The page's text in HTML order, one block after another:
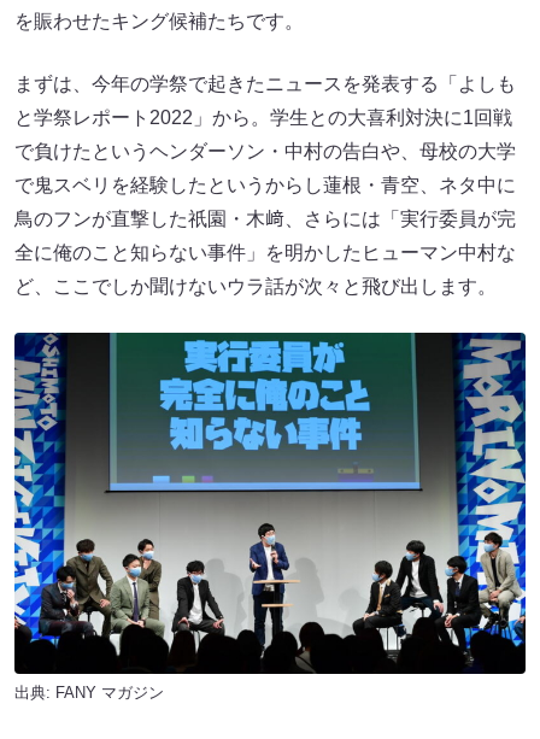
を賑わせたキング候補たちです。
まずは、今年の学祭で起きたニュースを発表する「よしも
と学祭レポート2022」から。学生との大喜利対決に1回戦
で負けたというヘンダーソン・中村の告白や、母校の大学
で鬼スベリを経験したというからし蓮根・青空、ネタ中に
鳥のフンが直撃した祇園・木﨑、さらには「実行委員が完
全に俺のこと知らない事件」を明かしたヒューマン中村な
ど、ここでしか聞けないウラ話が次々と飛び出します。
出典: FANY マガジン